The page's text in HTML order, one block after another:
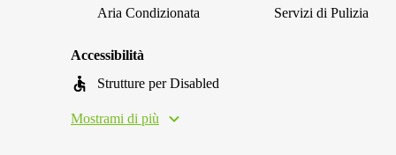
Aria Condizionata Servizi di Pulizia
Accessibilità
Strutture per Disabled
Mostrami di più